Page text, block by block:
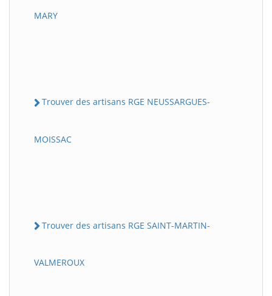
MARY
Trouver des artisans RGE NEUSSARGUES-
MOISSAC
Trouver des artisans RGE SAINT-MARTIN-
VALMEROUX